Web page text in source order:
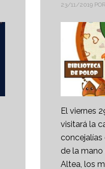
23/11/2019
El viernes
visitará la
de la mano
Altea, los